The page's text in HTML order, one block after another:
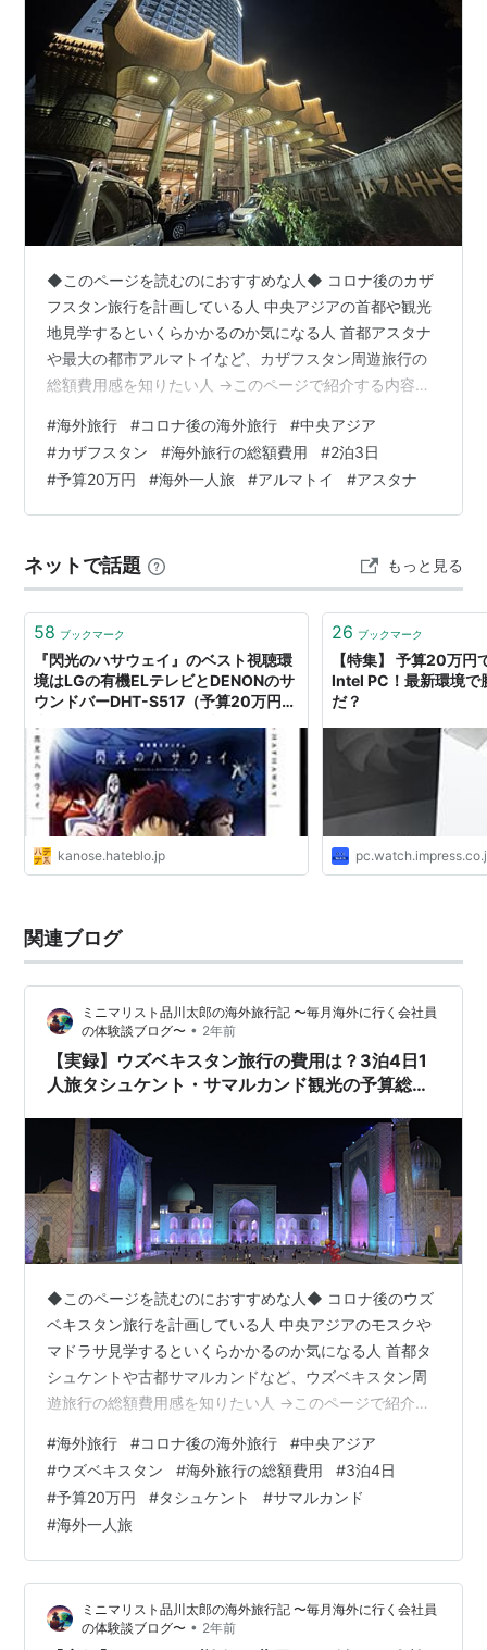
◆このページを読むのにおすすめな人◆ コロナ後のカザ
フスタン旅行を計画している人 中央アジアの首都や観光
地見学するといくらかかるのか気になる人 首都アスタナ
や最大の都市アルマトイなど、カザフスタン周遊旅行の
総額費用感を知りたい人 →このページで紹介する内容
の内訳】 【実録】カザフスタン旅行の費用は？2泊3日1
人旅アルマトイ・アスタナ観光の予算総額 航空券代・宿
泊費・食費・通信費・交通費・観光費など実費公開
#海外旅行 #コロナ後の海外旅行 #中央アジア
#カザフスタン #海外旅行の総額費用 #2泊3日
#予算20万円 #海外一人旅 #アルマトイ #アスタナ
ネットで話題 もっと見る
58 ブックマーク
『閃光のハサウェイ』のベスト視聴環
境はLGの有機ELテレビとDENONのサ
ウンドバーDHT-S517（予算20万円以
kanose.hateblo.jp
26 ブックマーク
【特集】 予算20万円
Intel PC！最新環境で
だ？
関連ブログ
ミニマリスト品川太郎の海外旅行記 〜毎月海外に行く会社員
の体験談ブログ〜 • 2年前
【実録】ウズベキスタン旅行の費用は？3泊4日1
人旅タシュケント・サマルカンド観光の予算総額
費など実費公開
◆このページを読むのにおすすめな人◆ コロナ後のウズ
ベキスタン旅行を計画している人 中央アジアのモスクや
マドラサ見学するといくらかかるのか気になる人 首都タ
シュケントや古都サマルカンドなど、ウズベキスタン周
遊旅行の総額費用感を知りたい人 →このページで紹介す
総額費用の内訳】 【実録】ウズベキスタン旅行の費用
は？3泊4日1人旅タシュケント・サマルカンド観光の予算
総額 航空券代・宿泊費・食費・通信費・交通費・観光費
など実費公開
#海外旅行 #コロナ後の海外旅行 #中央アジア
#ウズベキスタン #海外旅行の総額費用 #3泊4日
#予算20万円 #タシュケント #サマルカンド
#海外一人旅
ミニマリスト品川太郎の海外旅行記 〜毎月海外に行く会社員
の体験談ブログ〜 • 2年前